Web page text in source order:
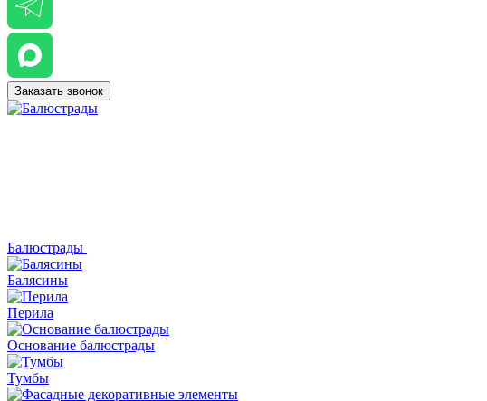
Заказать звонок
Балюстрады
Балясины
Перила
Основание балюстрады
Тумбы